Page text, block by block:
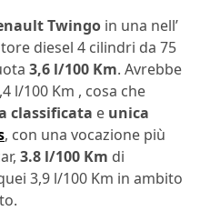
Twingo in una nell’
diesel 4 cilindri da 75
3,6 l/100 Km. Avrebbe
l/100 Km , cosa che
classificata e unica
, con una vocazione più
3.8 l/100 Km di
3,9 l/100 Km in ambito